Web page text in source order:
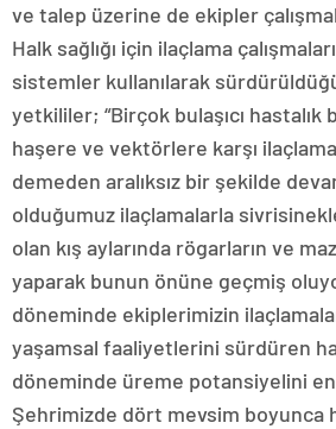
ve talep üzerine de ekipler
Halk sağlığı için ilaçlama
sistemler kullanılarak
yetkililer; “Birçok bulaşıcı hastalık
haşere ve vektörlere karşı
demeden aralıksız bir şekilde
olduğumuz ilaçlamalarla
olan kış aylarında rögarların ve
yaparak bunun önüne geçmiş
döneminde ekiplerimizin
yaşamsal faaliyetlerini sürdüren
döneminde üreme potansiyelini
Şehrimizde dört mevsim boyunca